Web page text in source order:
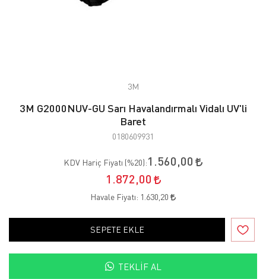
3M
3M G2000NUV-GU Sarı Havalandırmalı Vidalı UV'li
Baret
0180609931
KDV Hariç Fiyatı (%20):1.560,00
1.872,00
Havale Fiyatı: 1.630,20
SEPETE EKLE
TEKLIF AL